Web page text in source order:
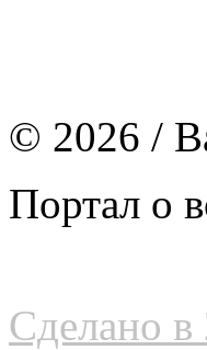
© 2026 /
Портал о
Сделано